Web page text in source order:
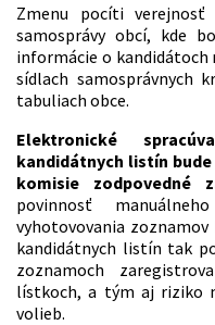
Zmenu pocíti
samosprávy obcí, kde
informácie o kandidátoch
sídlach samosprávnych
tabuliach obce.
Elektronické
kandidátnych listín
komisie zodpovedné
povinnosť
vyhotovovania
kandidátnych listín tak
zoznamoch
lístkoch, a tým aj riziko
volieb.